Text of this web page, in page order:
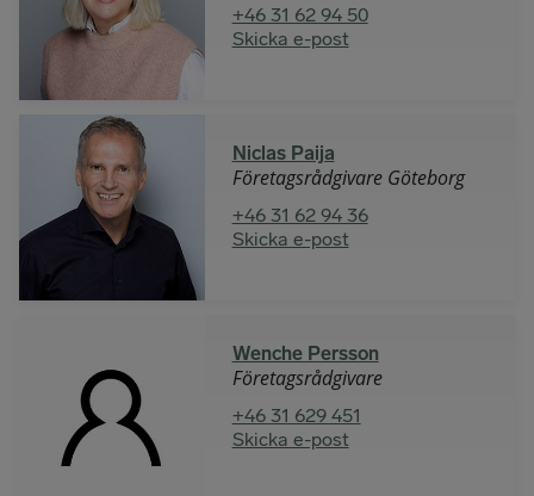
+46 31 62 94 50
Skicka e-post
Niclas Paija
Företagsrådgivare Göteborg
+46 31 62 94 36
Skicka e-post
Wenche Persson
Företagsrådgivare
+46 31 629 451
Skicka e-post